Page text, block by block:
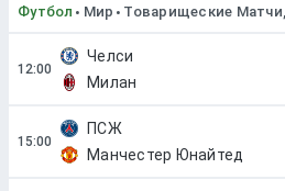
Футбол Мир
Челси
Милан
ПСЖ
Манчестер Юнайтед